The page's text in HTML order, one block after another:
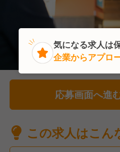
応募画面へ進
この求人はこん
気になる求人は
企業からアプロ